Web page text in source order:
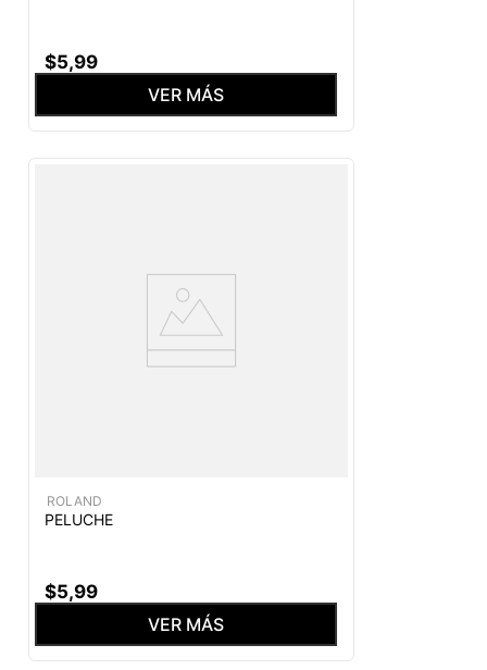
$5,99
VER MÁS
ROLAND
PELUCHE
$5,99
VER MÁS